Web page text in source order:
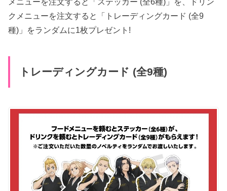
クメニューを注文すると「トレーディングカード (全9
種)」をランダムに1枚プレゼント!
トレーディングカード (全9種)